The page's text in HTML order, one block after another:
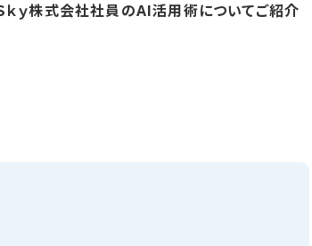
ｋｙ株式会社社員のAI活用術についてご紹介